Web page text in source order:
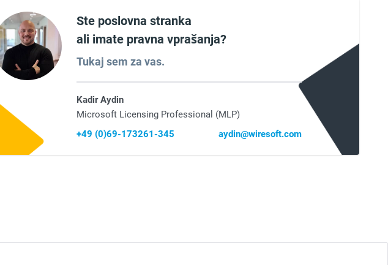
Ste poslovna stranka
ali imate pravna vprašanja?
Tukaj sem za vas.
Kadir Aydin
Microsoft Licensing Professional (MLP)
+49 (0)69-173261-345
aydin@wiresoft.com